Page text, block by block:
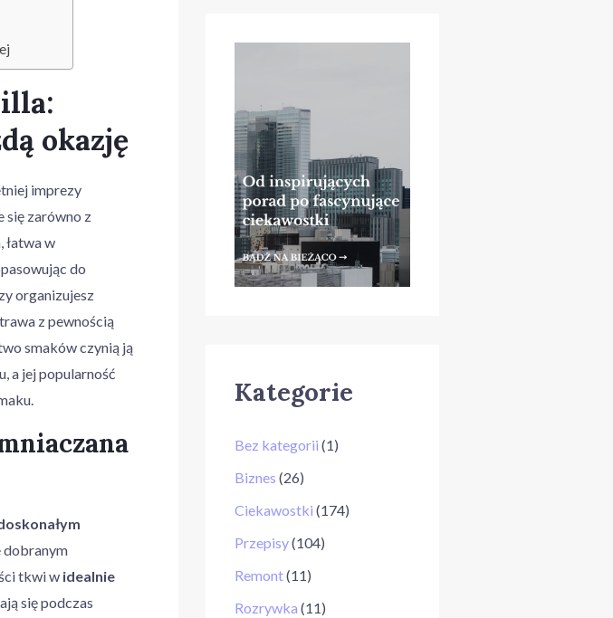
okazję
imprezy
się zarówno z
łatwa w
do
organizujesz
z pewnością
smaków czynią ją
a jej popularność
dobranym
tkwi w idealnie
się podczas
Kategorie
Bez kategorii (1)
Biznes (26)
Ciekawostki (174)
Przepisy(104)
Remont(11)
Rozrywka (11)